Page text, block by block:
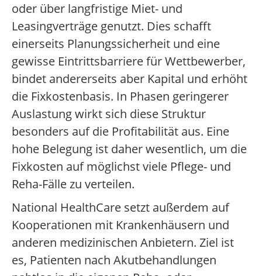
oder über langfristige Miet- und
Leasingverträge genutzt. Dies schafft
einerseits Planungssicherheit und eine
gewisse Eintrittsbarriere für Wettbewerber,
bindet andererseits aber Kapital und erhöht
die Fixkostenbasis. In Phasen geringerer
Auslastung wirkt sich diese Struktur
besonders auf die Profitabilität aus. Eine
hohe Belegung ist daher wesentlich, um die
Fixkosten auf möglichst viele Pflege- und
Reha-Fälle zu verteilen.
National HealthCare setzt außerdem auf
Kooperationen mit Krankenhäusern und
anderen medizinischen Anbietern. Ziel ist
es, Patienten nach Akutbehandlungen